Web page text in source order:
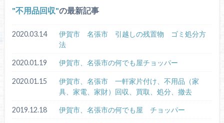
不用品回収 の最新記事
2020.03.14
伊賀市 名張市 引越しの残置物 ゴミ処分方
法
2020.01.19 伊賀市、名張市の何でも屋チョッパー
2020.01.15
伊賀市、名張市 一軒家片付け、不用品（家
具、家電、家財）回収、買取、処分、撤去
2019.12.18 伊賀市、名張市の何でも屋 チョッパー